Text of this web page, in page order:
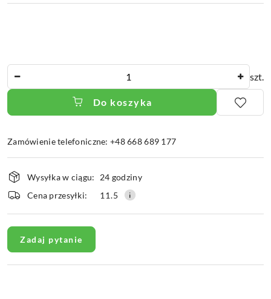
szt.
Do koszyka
Zamówienie telefoniczne: +48 668 689 177
Dostępność
i
dostawa
Wysyłka w ciągu:
24 godziny
Cena przesyłki:
11.5
Zadaj pytanie